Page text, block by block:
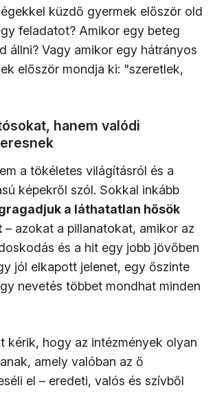
küzdő gyermek először old
feladatot? Amikor egy beteg
állni? Vagy amikor egy hátrányos
először mondja ki: "szeretlek,
hanem valódi
a tökéletes világításról és a
képekről szól. Sokkal inkább
a láthatatlan hősök
– azokat a pillanatokat, amikor az
és a hit egy jobb jövőben
jól elkapott jelenet, egy őszinte
nevetés többet mondhat minden
kérik, hogy az intézmények olyan
amely valóban az ő
el – eredeti, valós és szívből